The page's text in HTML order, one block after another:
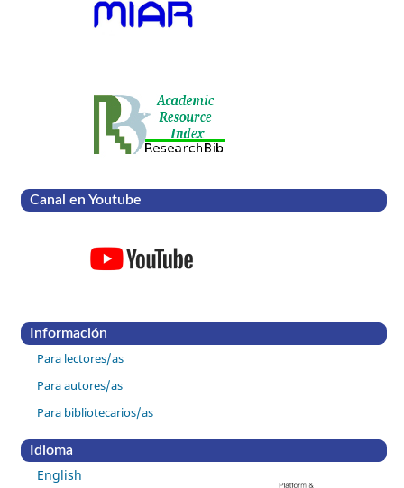
Canal en Youtube
Información
Para lectores/as
Para autores/as
Para bibliotecarios/as
Idioma
English